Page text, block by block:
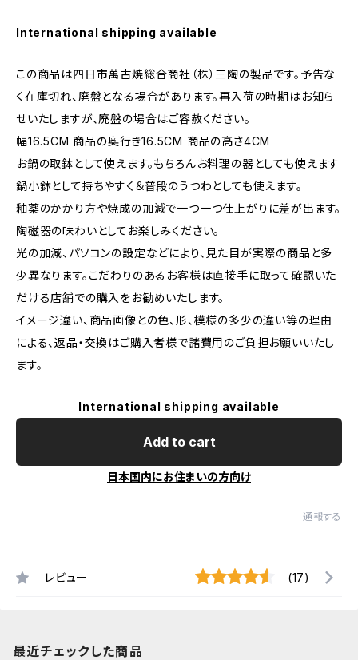
International shipping available
この商品は四日市萬古焼総合商社（株）三陶の製品です。予告な
く在庫切れ、廃盤となる場合があります。再入荷の時期はお知ら
せいたしますが、廃盤の場合はご容赦ください。
幅16.5CM 商品の奥行き16.5CM 商品の高さ4CM
お鍋の取鉢として使えます。もちろんお料理の器としても使えます
鍋小鉢として持ちやすく＆普段のうつわとしても使えます。
釉薬のかかり方や焼成の加減で一つ一つ仕上がりに差が出ます。
陶磁器の味わいとしてお楽しみください。
光の加減、パソコンの設定などにより、見た目が実際の商品と多
少異なります。こだわりのあるお客様は直接手に取って確認いた
だける店舗での購入をお勧めいたします。
イメージ違い、商品画像との色、形、模様の多少の違い等の理由
による、返品・交換はご購入者様で諸費用のご負担お願いいたし
ます。
International shipping available
Add to cart
日本国内にお住まいの方向け
通報する
レビュー (17)
最近チェックした商品